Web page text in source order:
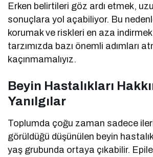
Erken belirtileri göz ardı etmek,
sonuçlara yol açabiliyor. Bu
korumak ve riskleri en aza
tarzımızda bazı önemli adımları
kaçınmamalıyız.
Beyin Hastalıkları
Yanılgılar
Toplumda çoğu zaman sadece
görüldüğü düşünülen beyin
yaş grubunda ortaya çıkabilir.